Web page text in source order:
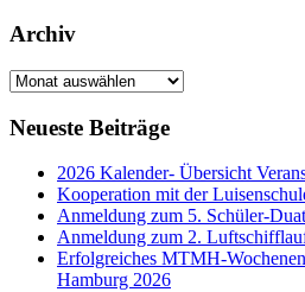
Archiv
Archiv
Neueste Beiträge
2026 Kalender- Übersicht
Kooperation mit der
Anmeldung zum 5. Schüler-
Anmeldung zum 2.
Erfolgreiches MTMH-
Hamburg 2026